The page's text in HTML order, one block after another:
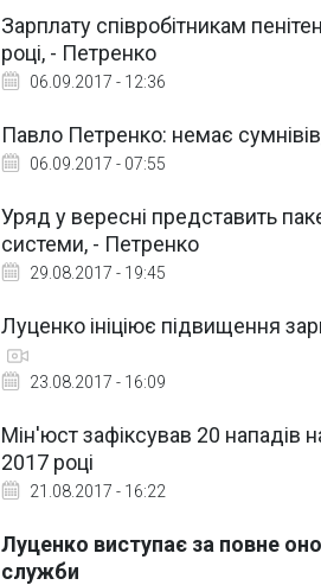
Зарплату співробітникам
році, - Петренко
06.09.2017 - 12:36
Павло Петренко: немає
06.09.2017 - 07:55
Уряд у вересні представить
системи, - Петренко
29.08.2017 - 19:45
Луценко ініціює підвищення
23.08.2017 - 16:09
Мін'юст зафіксував 20 нападів
2017 році
21.08.2017 - 16:22
Луценко виступає за повне
служби